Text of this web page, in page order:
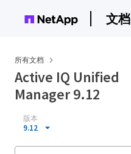
文档
所有文档
Active IQ Unified
Manager 9.12
版本
9.12